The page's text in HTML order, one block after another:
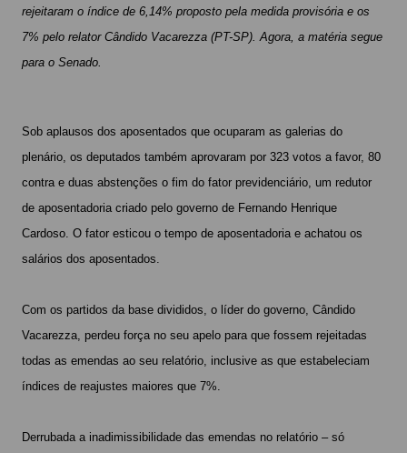
rejeitaram o índice de 6,14% proposto pela medida provisória e os
7% pelo relator Cândido Vacarezza (PT-SP). Agora, a matéria segue
para o Senado.
Sob aplausos dos aposentados que ocuparam as galerias do
plenário, os deputados também aprovaram por 323 votos a favor, 80
contra e duas abstenções o fim do fator previdenciário, um redutor
de aposentadoria criado pelo governo de Fernando Henrique
Cardoso. O fator esticou o tempo de aposentadoria e achatou os
salários dos aposentados.
Com os partidos da base divididos, o líder do governo, Cândido
Vacarezza, perdeu força no seu apelo para que fossem rejeitadas
todas as emendas ao seu relatório, inclusive as que estabeleciam
índices de reajustes maiores que 7%.
Derrubada a inadimissibilidade das emendas no relatório – só